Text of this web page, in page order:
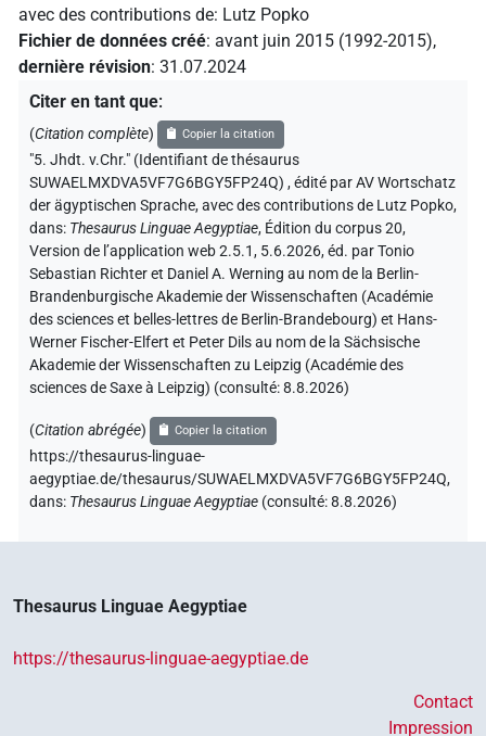
avec des contributions de: Lutz Popko
Fichier de données créé: avant juin 2015 (1992-2015),
dernière révision: 31.07.2024
Citer en tant que:
(Citation complète) Copier la citation
"5. Jhdt. v.Chr." (Identifiant de thésaurus
SUWAELMXDVA5VF7G6BGY5FP24Q) ,édité par AV Wortschatz
der ägyptischen Sprache,avec des contributions de Lutz Popko,
dans: Thesaurus Linguae Aegyptiae, Édition du corpus 20,
Version de l’application web 2.5.1, 5.6.2026, éd. par Tonio
Sebastian Richter et Daniel A. Werning au nom de la Berlin-
Brandenburgische Akademie der Wissenschaften (Académie
des sciences et belles-lettres de Berlin-Brandebourg) et Hans-
Werner Fischer-Elfert et Peter Dils au nom de la Sächsische
Akademie der Wissenschaften zu Leipzig (Académie des
sciences de Saxe à Leipzig) (consulté:8.8.2026)
(Citation abrégée) Copier la citation
https://thesaurus-linguae-
aegyptiae.de/thesaurus/SUWAELMXDVA5VF7G6BGY5FP24Q,
dans: Thesaurus Linguae Aegyptiae (consulté:8.8.2026)
Thesaurus Linguae Aegyptiae
https://thesaurus-linguae-aegyptiae.de
Contact
Impression